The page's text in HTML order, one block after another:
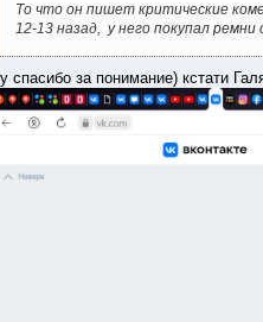
То что он пишет критические
12-13 назад, у него покупал
спасибо за понимание) кстати